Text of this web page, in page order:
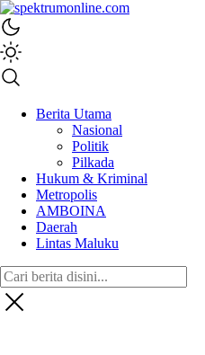
spektrumonline.com
Berita Utama
Nasional
Politik
Pilkada
Hukum & Kriminal
Metropolis
AMBOINA
Daerah
Lintas Maluku